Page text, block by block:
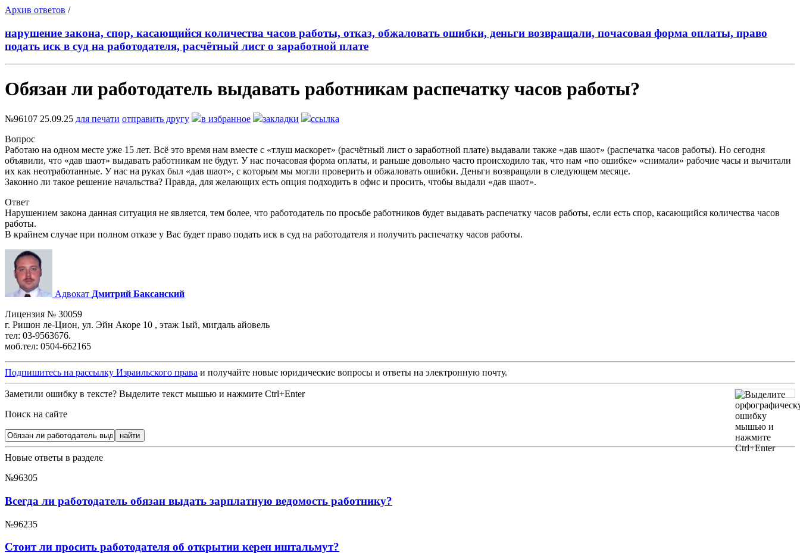
Архив ответов /
нарушение закона, спор, касающийся количества часов работы, отказ, обжаловать ошибки, деньги возвращали, почасовая форма оплаты, право
подать иск в суд на работодателя, расчётный лист о заработной плате
Обязан ли работодатель выдавать работникам распечатку часов работы?
№96107 25.09.25 для печати отправить другу в избранное закладки
ссылка
Вопрос
Работаю на одном месте уже 15 лет. Всё это время нам вместе с «тлуш маскорет» (расчётный лист о заработной плате) выдавали также «дав шаот» (распечатка часов работы). Но сегодня
объявили, что «дав шаот» выдавать работникам не будут. У нас почасовая форма оплаты, и раньше довольно часто происходило так, что нам «по ошибке» «снимали» рабочие часы и вычитали
их как неотработанные. У нас на руках был «дав шаот», с которым мы могли проверить и обжаловать ошибки. Деньги возвращали в следующем месяце.
Законно ли такое решение начальства? Правда, для желающих есть опция подходить в офис и просить, чтобы выдали «дав шаот».
Ответ
Нарушением закона данная ситуация не является, тем более, что работодатель по просьбе работников будет выдавать распечатку часов работы, если есть спор, касающийся количества часов
работы.
В крайнем случае при полном отказе у Вас будет право подать иск в суд на работодателя и получить распечатку часов работы.
Адвокат Дмитрий Баксанский
Лицензия № 30059
г. Ришон ле-Цион, ул. Эйн Акоре 10 , этаж 1ый, мигдаль айовель
тел: 03-9563676.
моб.тел: 0504-662165
Подпишитесь на рассылку Израильского права и получайте новые юридические вопросы и ответы на электронную почту.
Заметили ошибку в тексте? Выделите текст мышью и нажмите Ctrl+Enter
Поиск на сайте
Новые ответы в разделе
№96305
Всегда ли работодатель обязан выдать зарплатную ведомость работнику?
№96235
Cтоит ли просить работодателя об открытии керен иштальмут?